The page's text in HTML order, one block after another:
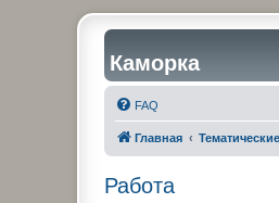
Каморка
FAQ
Главная Тематические
Работа